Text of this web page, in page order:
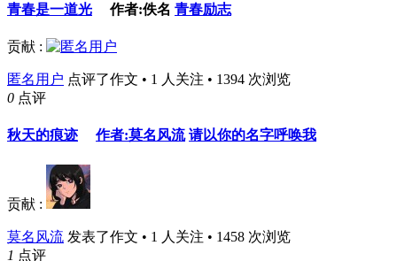
青春是一道光 作者:佚名 青春励志
贡献 :
匿名用户 点评了作文 • 1 人关注 • 1394 次浏览
0 点评
秋天的痕迹 作者:莫名风流 请以你的名字呼唤我
贡献 :
莫名风流 发表了作文 • 1 人关注 • 1458 次浏览
1 点评